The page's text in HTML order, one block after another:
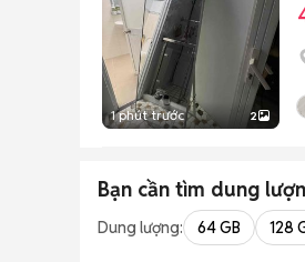
1 phút trước 2
Bạn cần tìm dung
Dung lượng: 64 GB 128